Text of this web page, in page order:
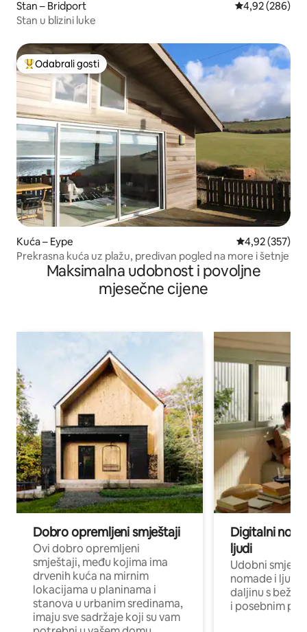
Stan – Bridport Prosječna
4,92 (286)
Stan u blizini luke
Među najviše rangiranima s oznakom „Odabrali gosti”
Odabrali gosti
Kuća – Eype Prosječna
4,92 (357)
Prekrasna kuća uz plažu, predivan pogled na more i šetnje
Maksimalna udobnost i povoljne
mjesečne cijene
Dobro opremljeni smještaji
Ovi dobro opremljeni
smještaji, među kojima ima
drvenih kuća na mirnim
lokacijama u planinama i
stanova u urbanim sredinama,
imaju sve sadržaje koji su vam
Digitalni
ljudi
Udobni
nomade i ljude
daljinu s
i posebnim